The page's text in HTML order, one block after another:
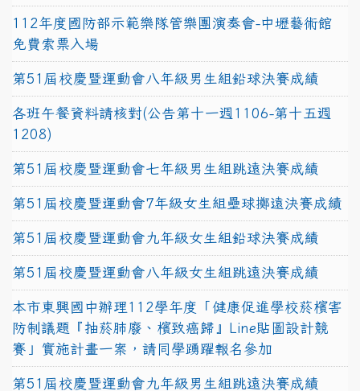
112年度國防部示範樂隊管樂團演奏會-中壢藝術館
免費索票入場
第51屆校慶暨運動會八年級男生組鉛球決賽成績
各班午餐資料請核對(公告第十一週1106-第十五週
1208)
第51屆校慶暨運動會七年級男生組跳遠決賽成績
第51屆校慶暨運動會7年級女生組壘球擲遠決賽成績
第51屆校慶暨運動會九年級女生組鉛球決賽成績
第51屆校慶暨運動會八年級女生組跳遠決賽成績
本市東興國中辦理112學年度「健康促進學校菸檳害
防制議題『抽菸肺廢、檳致癌歸』Line貼圖設計競
賽」實施計畫一案，請同學踴躍報名參加
第51屆校慶暨運動會九年級男生組跳遠決賽成績